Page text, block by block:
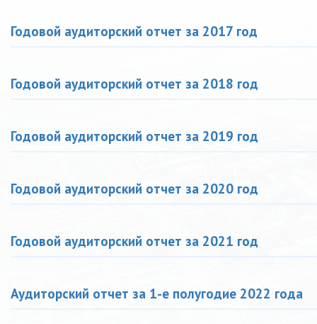
Годовой аудиторский отчет за 2017 год
Годовой аудиторский отчет за 2018 год
Годовой аудиторский отчет за 2019 год
Годовой аудиторский отчет за 2020 год
Годовой аудиторский отчет за 2021 год
Аудиторский отчет за 1-е полугодие 2022 года